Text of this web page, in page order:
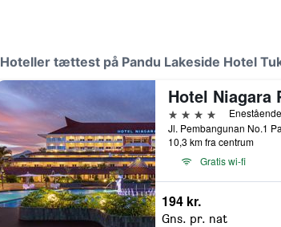
Hoteller tættest på Pandu Lakeside Hotel
Hotel Niagara
4 stjerner
10,3 km fra centrum
Gratis wi-fi
194 kr.
Gns. pr. nat